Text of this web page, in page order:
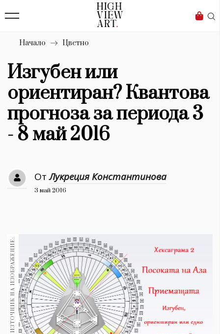
Бизнес
Мода
Dialogue
Изкуство
4338
Красота
777
Дизайн
1272
30+
Гурме 1709
Пътувай
237
Здраве 389
Начало Цветно
Изгубен или
ориентиран? Квантова
прогноза за периода 3
- 8 май 2016
ОтЛукреция Константинова
3 май 2016
ИЗТОЧНИК НА ИЗОБРАЖЕНИЕ: